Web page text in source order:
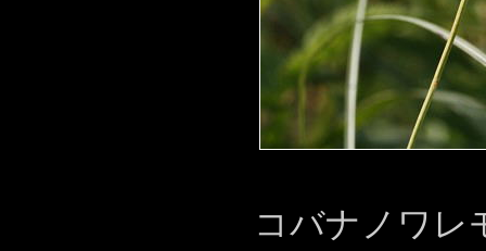
コバナノワレ